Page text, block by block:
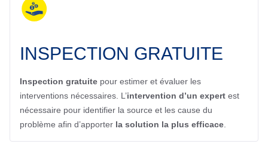
INSPECTION GRATUITE
Inspection gratuite pour estimer et évaluer les
interventions nécessaires. L’intervention d’un expert est
nécessaire pour identifier la source et les cause du
problème afin d’apporter la solution la plus efficace